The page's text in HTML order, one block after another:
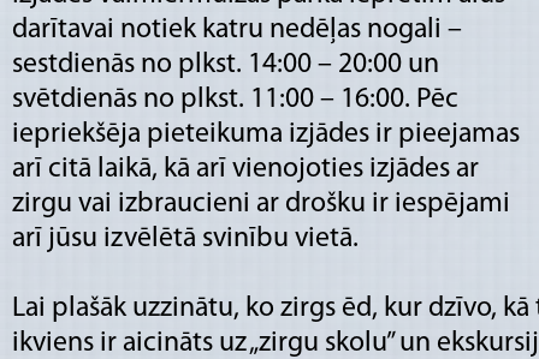
darītavai notiek katru nedēļas nogali –
sestdienās no plkst. 14:00 – 20:00 un
svētdienās no plkst. 11:00 – 16:00. Pēc
iepriekšēja pieteikuma izjādes ir pieejamas
arī citā laikā, kā arī vienojoties izjādes ar
zirgu vai izbraucieni ar drošku ir iespējami
arī jūsu izvēlētā svinību vietā.
Lai plašāk uzzinātu, ko zirgs ēd, kur dzīvo,
ikviens ir aicināts uz „zirgu skolu” un